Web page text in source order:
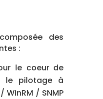
des
:
le coeur de
le pilotage à
WinRM / SNMP